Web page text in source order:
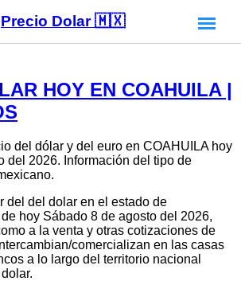
Precio Dolar 🇲🇽
HOY EN COAHUILA |
del dólar y del euro en COAHUILA hoy
del 2026. Información del tipo de
del del dolar en el estado de
hoy Sábado 8 de agosto del 2026,
a la venta y otras cotizaciones de
comercializan en las casas
a lo largo del territorio nacional